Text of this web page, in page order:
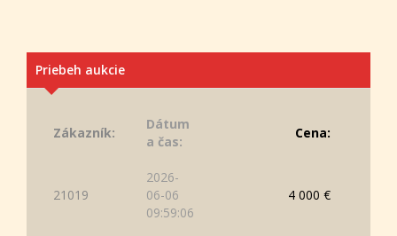
Priebeh aukcie
Zákazník:
Dátum
a čas:
Cena:
21019
2026-
06-06
09:59:06
4 000 €